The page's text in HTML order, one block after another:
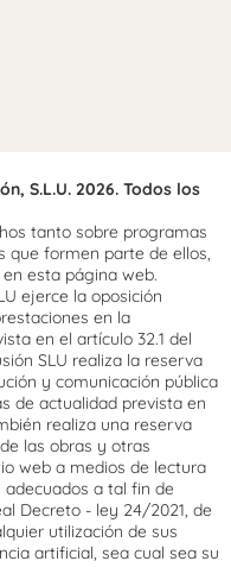
S.L.U. 2026. Todos los
tanto sobre programas
que formen parte de ellos,
esta página web.
ejerce la oposición
en la
en el artículo 32.1 del
SLU realiza la reserva
y comunicación pública
de actualidad prevista en
realiza una reserva
las obras y otras
web a medios de lectura
a tal fin de
Decreto - ley 24/2021, de
utilización de sus
artificial, sea cual sea su